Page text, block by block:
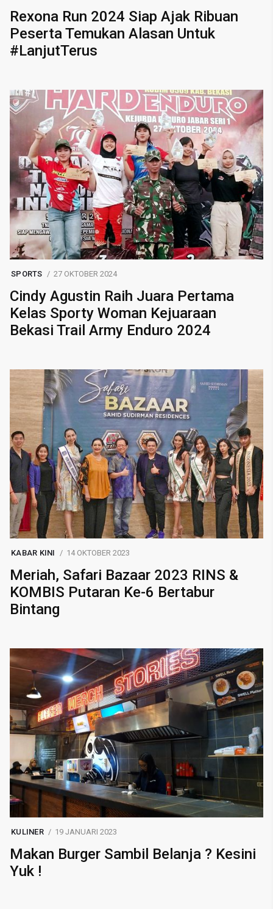
Rexona Run 2024 Siap Ajak Ribuan
Peserta Temukan Alasan Untuk
#LanjutTerus
SPORTS 27 OKTOBER 2024
Cindy Agustin Raih Juara Pertama
Kelas Sporty Woman Kejuaraan
Bekasi Trail Army Enduro 2024
KABAR KINI 14 OKTOBER 2023
Meriah, Safari Bazaar 2023 RINS &
KOMBIS Putaran Ke-6 Bertabur
Bintang
KULINER 19 JANUARI 2023
Makan Burger Sambil Belanja ? Kesini
Yuk !